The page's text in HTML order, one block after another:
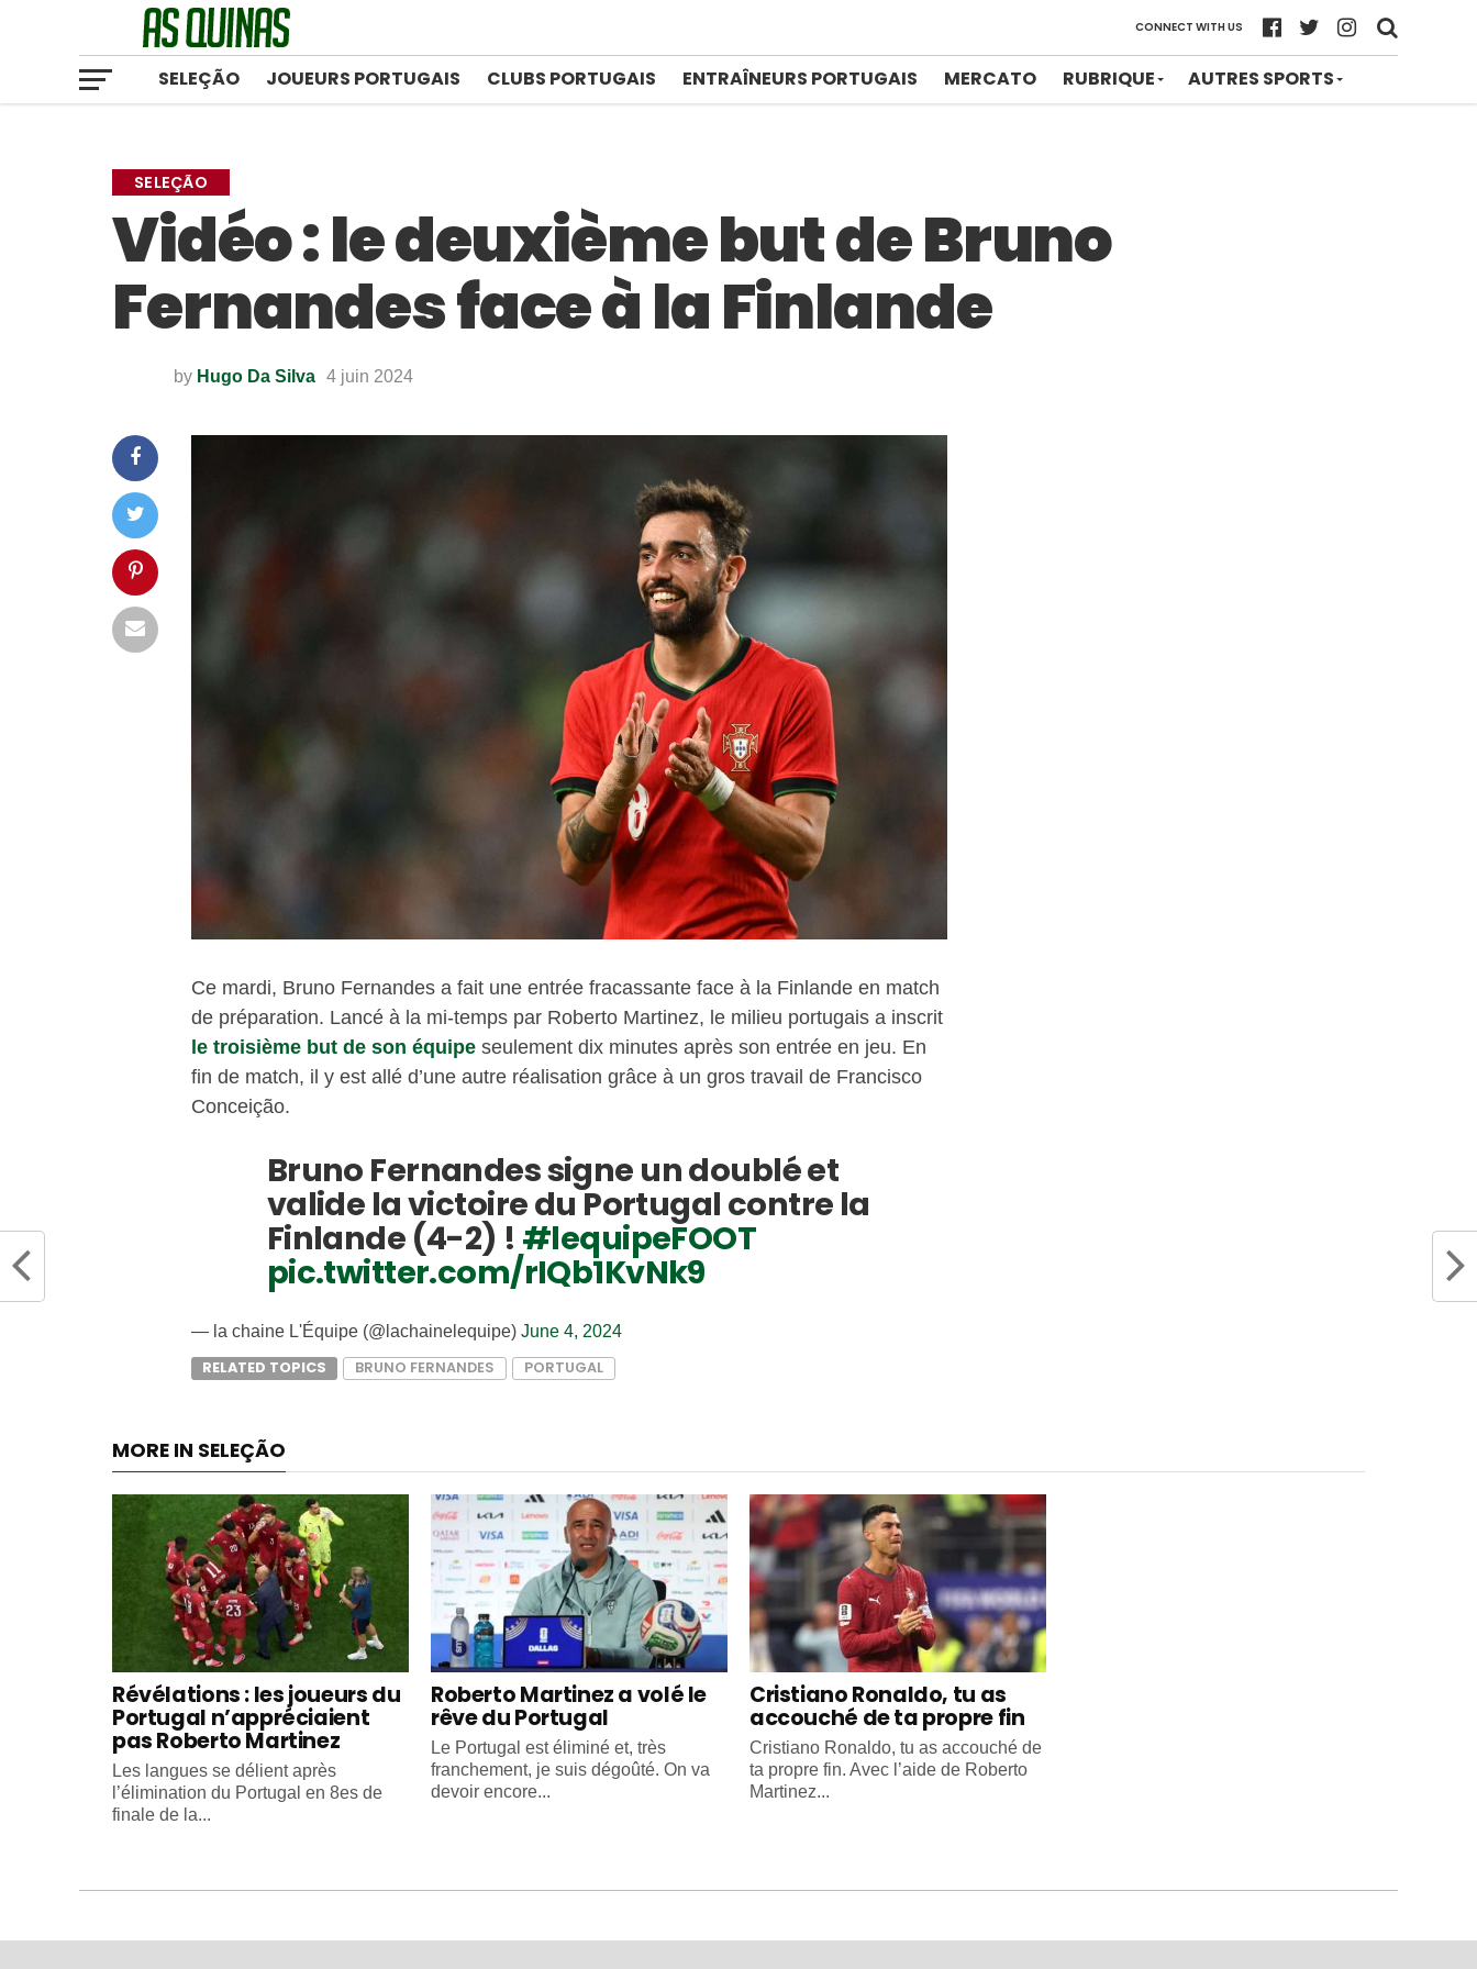
CONNECT WITH US
SELEÇÃO JOUEURS PORTUGAIS CLUBS PORTUGAIS ENTRAÎNEURS PORTUGAIS MERCATO RUBRIQUE AUTRES SPORTS
SELEÇÃO
Vidéo : le deuxième but de Bruno
Fernandes face à la Finlande
by Hugo Da Silva 4 juin 2024
Ce mardi, Bruno Fernandes a fait une entrée fracassante face à la Finlande en match
de préparation. Lancé à la mi-temps par Roberto Martinez, le milieu portugais a inscrit
le troisième but de son équipe seulement dix minutes après son entrée en jeu. En
fin de match, il y est allé d’une autre réalisation grâce à un gros travail de Francisco
Conceição.
Bruno Fernandes signe un doublé et
valide la victoire du Portugal contre la
Finlande (4-2) ! #lequipeFOOT
pic.twitter.com/rIQb1KvNk9
— la chaine L'Équipe (@lachainelequipe) June 4, 2024
RELATED TOPICS
BRUNO FERNANDES PORTUGAL
MORE IN SELEÇÃO
Révélations : les joueurs du
Portugal n’appréciaient
pas Roberto Martinez
Les langues se délient après
l’élimination du Portugal en 8es de
finale de la...
Roberto Martinez a volé le
rêve du Portugal
Le Portugal est éliminé et, très
franchement, je suis dégoûté. On va
devoir encore...
Cristiano Ronaldo, tu as
accouché de ta propre fin
Cristiano Ronaldo, tu as accouché de
ta propre fin. Avec l’aide de Roberto
Martinez...